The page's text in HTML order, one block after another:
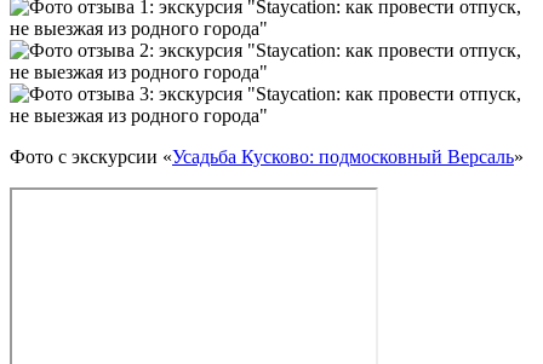
Фото с экскурсии «Усадьба Кусково: подмосковный Версаль»